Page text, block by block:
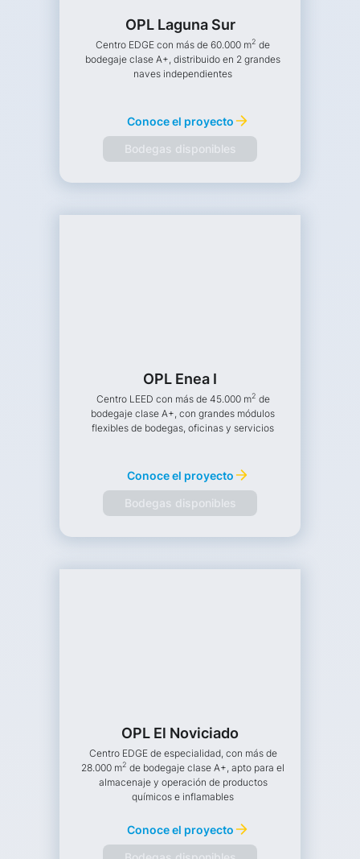
OPL Laguna Sur
Centro EDGE con más de 60.000 m2 de
bodegaje clase A+, distribuido en 2 grandes
naves independientes
Conoce el proyecto
Bodegas disponibles
OPL Enea I
Centro LEED con más de 45.000 m2 de
bodegaje clase A+, con grandes módulos
flexibles de bodegas, oficinas y servicios
Conoce el proyecto
Bodegas disponibles
OPL El Noviciado
Centro EDGE de especialidad, con más de
28.000 m2 de bodegaje clase A+, apto para el
almacenaje y operación de productos
químicos e inflamables
Conoce el proyecto